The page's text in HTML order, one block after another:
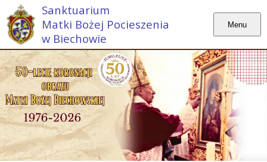
Sanktuarium
Matki Bożej Pocieszenia
w Biechowie
Menu